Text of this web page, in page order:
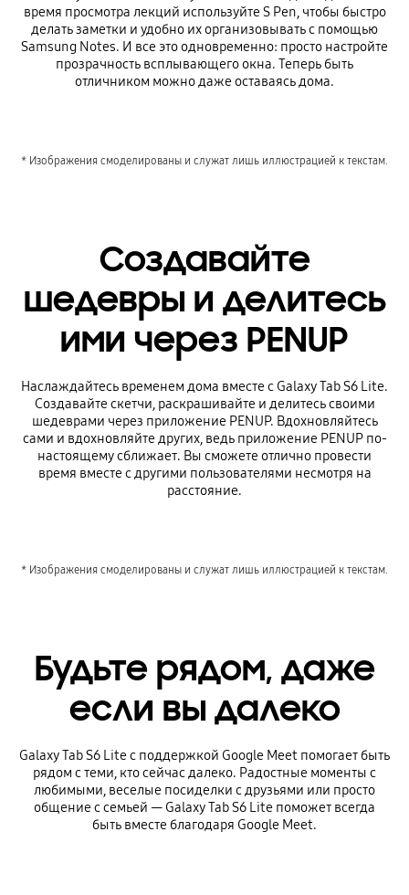
время просмотра лекций используйте S Pen, чтобы быстро
делать заметки и удобно их организовывать с помощью
Samsung Notes. И все это одновременно: просто настройте
прозрачность всплывающего окна. Теперь быть
отличником можно даже оставаясь дома.
* Изображения смоделированы и служат лишь иллюстрацией к текстам.
Создавайте
шедевры и делитесь
ими через PENUP
Наслаждайтесь временем дома вместе с Galaxy Tab S6 Lite.
Создавайте скетчи, раскрашивайте и делитесь своими
шедеврами через приложение PENUP. Вдохновляйтесь
сами и вдохновляйте других, ведь приложение PENUP по-
настоящему сближает. Вы сможете отлично провести
время вместе с другими пользователями несмотря на
расстояние.
* Изображения смоделированы и служат лишь иллюстрацией к текстам.
Будьте рядом, даже
если вы далеко
Galaxy Tab S6 Lite с поддержкой Google Meet помогает быть
рядом с теми, кто сейчас далеко. Радостные моменты с
любимыми, веселые посиделки с друзьями или просто
общение с семьей — Galaxy Tab S6 Lite поможет всегда
быть вместе благодаря Google Meet.